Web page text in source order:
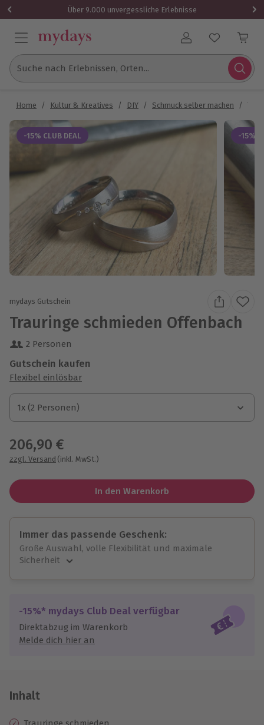
Über 9.000 unvergessliche Erlebnisse
Benutzerkonto
Suche nach Erlebnissen, Orten...
Home / Kultur & Kreatives / DIY / Schmuck selber machen /
-15% CLUB DEAL -15%
mydays Gutschein
Trauringe schmieden Offenbach
2 Personen
Gutschein kaufen
Flexibel einlösbar
1x (2 Personen)
1x (2 Personen)
1x (2 Personen)
206,90 €
zzgl. Versand (inkl. MwSt.)
In den Warenkorb
Immer das passende Geschenk:
Große Auswahl, volle Flexibilität und maximale
Sicherheit
Jeder Gutschein für alle Erlebnisse einlösbar.
Maximale Sicherheit
10 Jahre gültig & verlängerbar.
-15%* mydays Club Deal verfügbar
Direktabzug im Warenkorb
Melde dich hier an
Inhalt